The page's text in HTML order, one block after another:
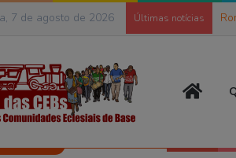
7 de agosto de 2026 Últimas notícias
> Artigos e Entrevistas
Entrevistas